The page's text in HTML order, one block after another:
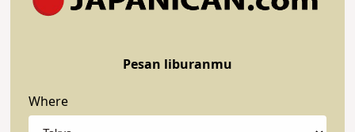
Pesan liburanmu
Where